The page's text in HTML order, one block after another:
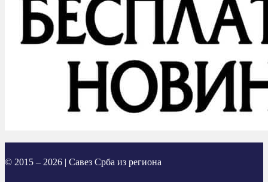
© 2015 – 2026 | Савез Срба из региона